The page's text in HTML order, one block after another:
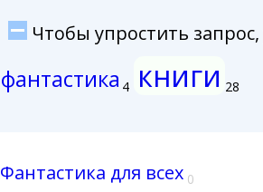
Чтобы упростить
фантастика 4 книги 28
Фантастика для всех0